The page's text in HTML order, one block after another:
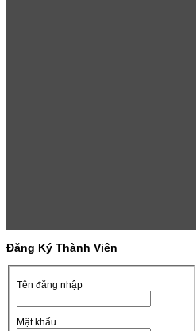
Đăng Ký Thành Viên
Tên đăng nhập
Mật khẩu